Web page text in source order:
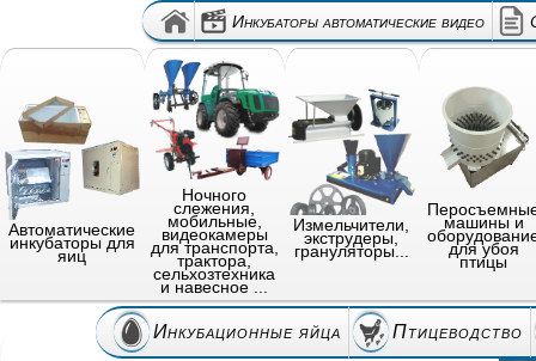
Инкубаторы автоматические видео
Автоматические
инкубаторы для
яиц
Ночного
слежения,
мобильные,
видеокамеры
для транспорта,
трактора,
сельхозтехника
и навесное ...
Измельчители,
экструдеры,
грануляторы...
машины и
для убоя
птицы
Инкубационные яйца Птицеводство